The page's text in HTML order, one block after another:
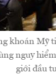
khoán Mỹ
nguy
giới đầu